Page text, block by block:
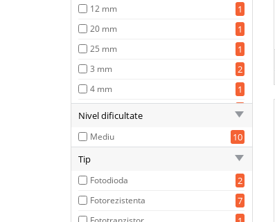
12 mm 1
20 mm 1
25 mm 1
3 mm 2
4 mm 1
3
1
Nivel dificultate
Mediu
10
Tip
Fotodioda 2
Fotorezistenta 7